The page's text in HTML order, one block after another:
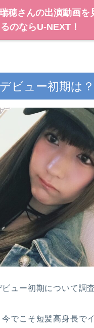
穂さんの出演動画を
るのならU-NEXT！
ビュー初期は？
ュー初期について調
でこそ短髪高身長で